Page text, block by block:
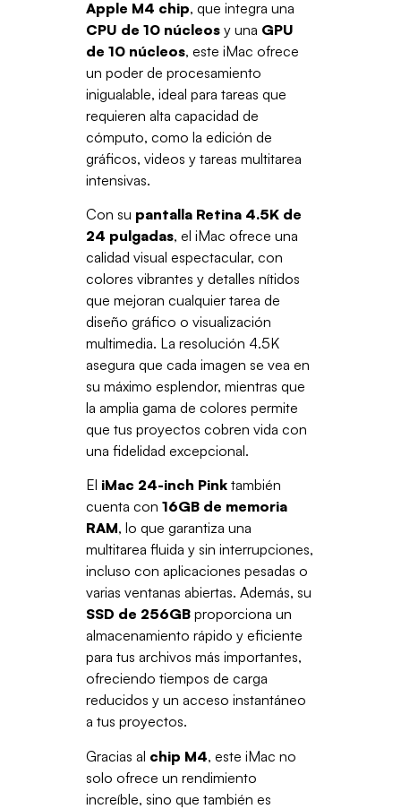
Apple M4 chip, que integra una
CPU de 10 núcleosy una GPU
de 10 núcleos, este iMac ofrece
un poder de procesamiento
inigualable, ideal para tareas que
requieren alta capacidad de
cómputo, como la edición de
gráficos, videos y tareas multitarea
intensivas.
Con su pantalla Retina 4.5K de
24 pulgadas, el iMac ofrece una
calidad visual espectacular, con
colores vibrantes y detalles nítidos
que mejoran cualquier tarea de
diseño gráfico o visualización
multimedia. La resolución 4.5K
asegura que cada imagen se vea en
su máximo esplendor, mientras que
la amplia gama de colores permite
que tus proyectos cobren vida con
una fidelidad excepcional.
El iMac 24-inch Pinktambién
cuenta con 16GB de memoria
RAM, lo que garantiza una
multitarea fluida y sin interrupciones,
incluso con aplicaciones pesadas o
varias ventanas abiertas. Además, su
SSD de 256GBproporciona un
almacenamiento rápido y eficiente
para tus archivos más importantes,
ofreciendo tiempos de carga
reducidos y un acceso instantáneo
a tus proyectos.
Gracias al chip M4, este iMac no
solo ofrece un rendimiento
increíble, sino que también es